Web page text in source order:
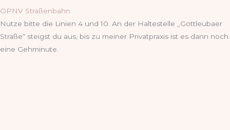
ÖPNV Straßenbahn
Nutze bitte die Linien 4 und 10. An der Haltestelle „Gottleubaer
Straße“ steigst du aus, bis zu meiner Privatpraxis ist es dann noch
eine Gehminute.